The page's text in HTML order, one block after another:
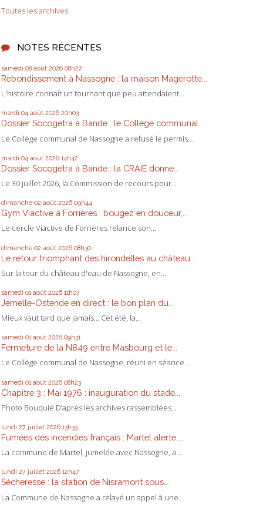
Toutes les archives
NOTES RÉCENTES
samedi 08 août 2026 08h22
Rebondissement à Nassogne : la maison Magerotte...
L'histoire connaît un tournant que peu attendaient....
mardi 04 août 2026 20h03
Dossier Socogetra à Bande : le Collège communal...
Le Collège communal de Nassogne a refusé le permis...
mardi 04 août 2026 14h42
Dossier Socogetra à Bande : la CRAIE donne...
Le 30 juillet 2026, la Commission de recours pour...
dimanche 02 août 2026 09h44
Gym Viactive à Forrières : bougez en douceur,...
Le cercle Viactive de Forrières relance son...
dimanche 02 août 2026 08h30
Le retour triomphant des hirondelles au château...
Sur la tour du château d'eau de Nassogne, en...
samedi 01 août 2026 11h07
Jemelle-Ostende en direct : le bon plan du...
Mieux vaut tard que jamais... Cet été, la...
samedi 01 août 2026 09h31
Fermeture de la N849 entre Masbourg et le...
Le Collège communal de Nassogne, réuni en séance...
samedi 01 août 2026 08h23
Chapitre 3 : Mai 1976 : inauguration du stade...
Photo Bouquié D’après les archives rassemblées...
lundi 27 juillet 2026 13h33
Fumées des incendies français : Martel alerte,...
La commune de Martel, jumelée avec Nassogne, a...
lundi 27 juillet 2026 12h47
Sécheresse : la station de Nisramont sous...
La Commune de Nassogne a relayé un appel à une...